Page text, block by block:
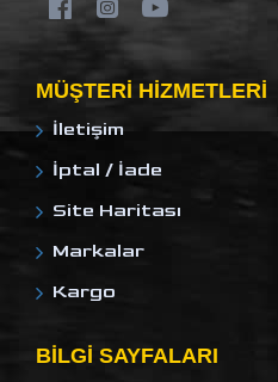
MÜŞTERI HIZMETLERI
İletişim
İptal / İade
Site Haritası
Markalar
Kargo
BILGI SAYFALARI